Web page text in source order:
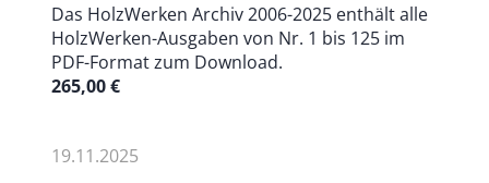
Das HolzWerken Archiv 2006-2025 enthält alle
HolzWerken-Ausgaben von Nr. 1 bis 125 im
PDF-Format zum Download.
265,00€
19.11.2025